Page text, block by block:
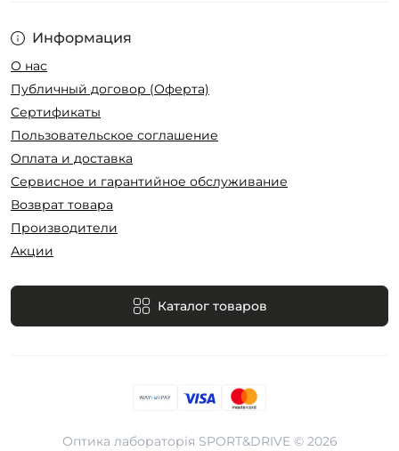
Информация
О нас
Публичный договор (Оферта)
Сертификаты
Пользовательское соглашение
Оплата и доставка
Сервисное и гарантийное обслуживание
Возврат товара
Производители
Акции
Каталог товаров
Оптика лабораторія SPORT&DRIVE © 2026